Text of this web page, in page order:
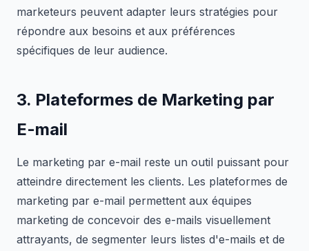
marketeurs peuvent adapter leurs stratégies pour
répondre aux besoins et aux préférences
spécifiques de leur audience.
3. Plateformes de Marketing par
E-mail
Le marketing par e-mail reste un outil puissant pour
atteindre directement les clients. Les plateformes de
marketing par e-mail permettent aux équipes
marketing de concevoir des e-mails visuellement
attrayants, de segmenter leurs listes d'e-mails et de